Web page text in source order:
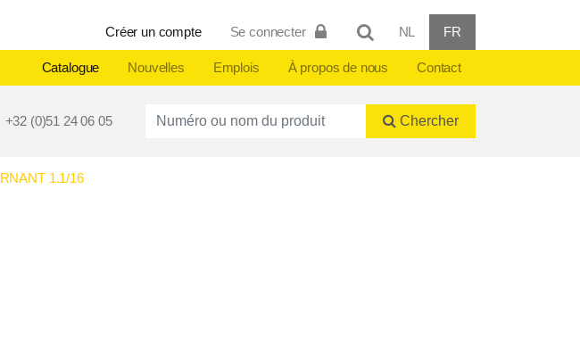
Créer un compte Se connecter NL FR
Catalogue Nouvelles Emplois À propos de nous Contact
+32 (0)51 24 06 05 Productnummer of naam Chercher
1.1/16